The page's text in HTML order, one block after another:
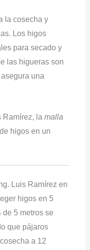
la cosecha y
Los higos
para secado y
las higueras son
una
Ramírez, la malla
higos en un
Luis Ramírez en
higos en 5
5 metros se
que pájaros
a 12